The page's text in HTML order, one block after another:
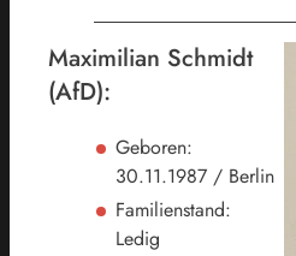
Maximilian Schmidt
(AfD):
Geboren:
30.11.1987 / Berlin
Familienstand:
Ledig